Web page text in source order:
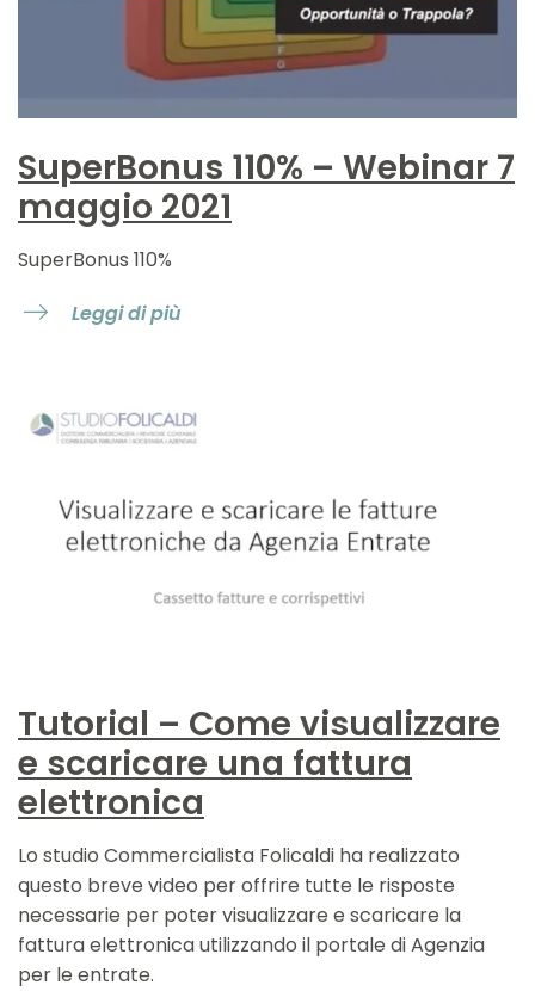
SuperBonus 110% – Webinar 7
maggio 2021
SuperBonus 110%
Leggi di più
Tutorial – Come visualizzare
e scaricare una fattura
elettronica
Lo studio Commercialista Folicaldi ha realizzato
questo breve video per offrire tutte le risposte
necessarie per poter visualizzare e scaricare la
fattura elettronica utilizzando il portale di Agenzia
per le entrate.